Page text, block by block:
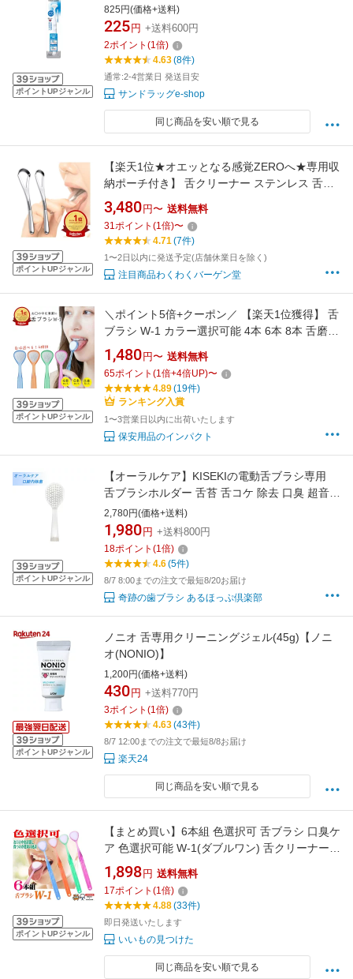
ポイントUPジャンル
825円(価格+送料)
225 円 +送料600円
2ポイント (1倍)
4.63(8件)
通常:2-4営業日 発送目安
サンドラッグe-shop
同じ商品を安い順で見る
ポイントUPジャンル
【楽天1位★オエッとなる感覚ZEROへ★専用収
納ポーチ付き】 舌クリーナー ステンレス 舌ブ
ラシ エチケット 舌磨き タンクリーナー 舌苔除
去 舌 磨き ブラシ 持ち運び ケース付 口臭 舌苔
取り 除去 口臭ケア 舌磨きブラシ 口臭予防 送料
3,480 円〜 送料無料
31ポイント (1倍)〜
4.71(7件)
1〜2日以内に発送予定(店舗休業日を除く)
注目商品わくわくバーゲン堂
ポイントUPジャンル
＼ポイント5倍+クーポン／ 【楽天1位獲得】 舌
ブラシ W-1 カラー選択可能 4本 6本 8本 舌磨き
口臭予防 舌苔除去 舌ブラシ 舌クリーナー 舌ケ
ア シキエン SIKIEN 口臭 口臭対策 ダブルワン
舌苔 口臭ケア オーラルケア 日本製 4色
1,480 円〜 送料無料
65ポイント (1倍+4倍UP)〜
4.89(19件)
ランキング入賞
1〜3営業日以内に出荷いたします
保安用品のインパクト
ポイントUPジャンル
【オーラルケア】KISEKIの電動舌ブラシ専用
舌ブラシホルダー 舌苔 舌コケ 除去 口臭 超音波
振動 簡単 舌ケア オーラルケア 舌用
2,780円(価格+送料)
1,980 円 +送料800円
18ポイント (1倍)
4.6(5件)
8/7 8:00までの注文で最短8/20お届け
奇跡の歯ブラシ あるほっぷ倶楽部
ポイントUPジャンル
ノニオ 舌専用クリーニングジェル(45g)【ノニ
オ(NONIO)】
1,200円(価格+送料)
430 円 +送料770円
3ポイント (1倍)
4.63(43件)
8/7 12:00までの注文で最短8/8お届け
楽天24
同じ商品を安い順で見る
ポイントUPジャンル
【まとめ買い】6本組 色選択可 舌ブラシ 口臭ケ
ア 色選択可能 W-1(ダブルワン) 舌クリーナー
SHIKIEN 舌磨き 舌苔 除去 口臭予防 口臭対策
清潔 臭い 日本製 口臭 歯磨き 舌みがき 汚れ 舌
口腔 虫歯 舌清掃 舌下 両面使用 歯ブラシ 舌ブ
1,898 円 送料無料
17ポイント (1倍)
4.88(33件)
即日発送いたします
いいもの見つけた
同じ商品を安い順で見る